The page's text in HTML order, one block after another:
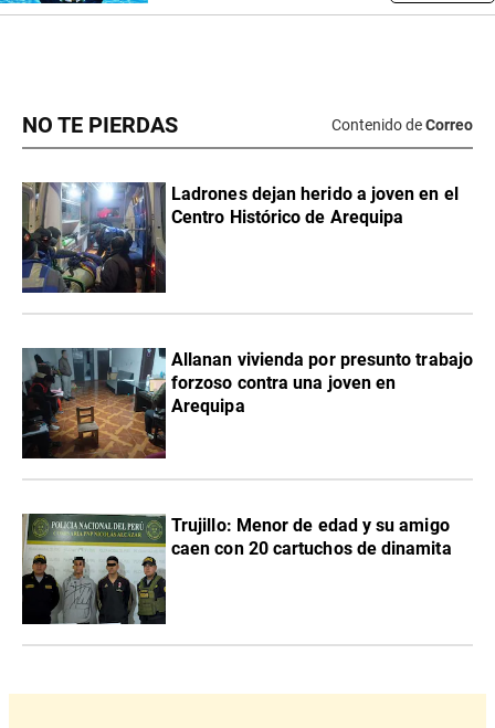
NO TE PIERDAS Contenido deCorreo
Ladrones dejan herido a joven en el
Centro Histórico de Arequipa
Allanan vivienda por presunto trabajo
forzoso contra una joven en
Arequipa
Trujillo: Menor de edad y su amigo
caen con 20 cartuchos de dinamita